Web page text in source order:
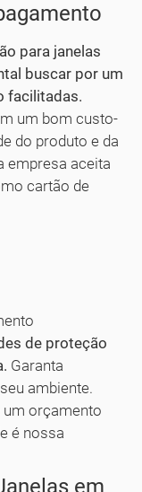
para janelas
buscar por um
facilitadas.
um bom custo-
do produto e da
empresa aceita
cartão de
de proteção
Garanta
ambiente.
orçamento
é nossa
em